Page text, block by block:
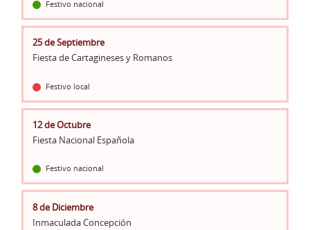
Festivo nacional
25 de Septiembre
Fiesta de Cartagineses y Romanos
Festivo local
12 de Octubre
Fiesta Nacional Española
Festivo nacional
8 de Diciembre
Inmaculada Concepción